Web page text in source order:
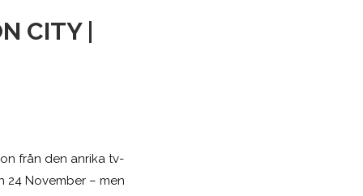
CITY |
från den anrika tv-
24 November – men